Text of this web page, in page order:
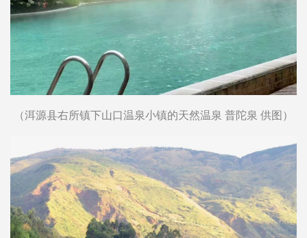
（洱源县右所镇下山口温泉小镇的天然温泉 普陀泉 供图）